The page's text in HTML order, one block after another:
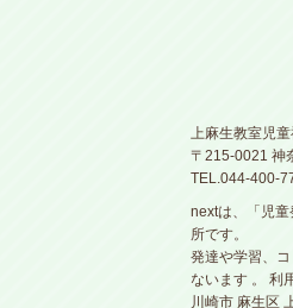
上麻生教室児
〒215-0021 神
TEL.044-400-
nextは、「児
所です。
発達や学習、
ないます 。 利
川崎市 麻生区